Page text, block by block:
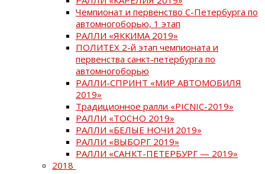
Чемпионат и первенство С-Петербурга по
автомногоборью, 1 этап
РАЛЛИ «ЯККИМА 2019»
ПОЛИТЕХ 2-й этап чемпионата и
первенства санкт-петербурга по
автомногоборью
РАЛЛИ-СПРИНТ «МИР АВТОМОБИЛЯ
2019»
Традиционное ралли «PICNIC-2019»
РАЛЛИ «ТОСНО 2019»
РАЛЛИ «БЕЛЫЕ НОЧИ 2019»
РАЛЛИ «ВЫБОРГ 2019»
РАЛЛИ «САНКТ-ПЕТЕРБУРГ — 2019»
2018